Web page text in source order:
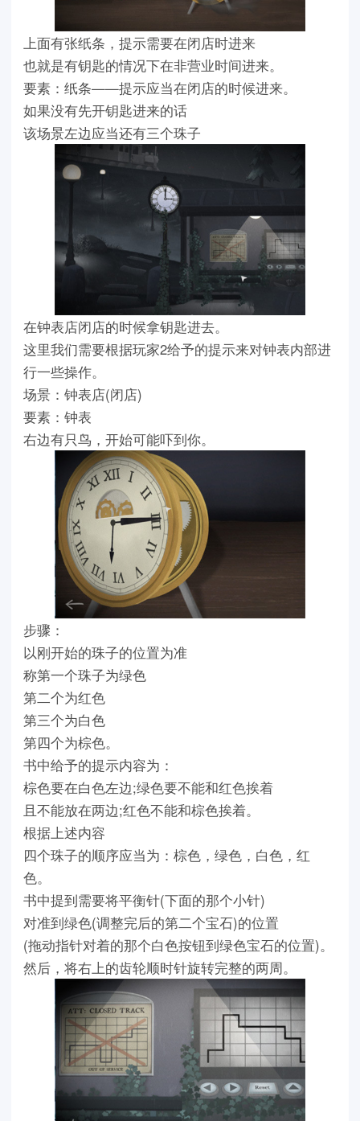
上面有张纸条，提示需要在闭店时进来
也就是有钥匙的情况下在非营业时间进来。
要素：纸条——提示应当在闭店的时候进来。
如果没有先开钥匙进来的话
该场景左边应当还有三个珠子
在钟表店闭店的时候拿钥匙进去。
这里我们需要根据玩家2给予的提示来对钟表内部进
行一些操作。
场景：钟表店(闭店)
要素：钟表
右边有只鸟，开始可能吓到你。
步骤：
以刚开始的珠子的位置为准
称第一个珠子为绿色
第二个为红色
第三个为白色
第四个为棕色。
书中给予的提示内容为：
棕色要在白色左边;绿色要不能和红色挨着
且不能放在两边;红色不能和棕色挨着。
根据上述内容
四个珠子的顺序应当为：棕色，绿色，白色，红
色。
书中提到需要将平衡针(下面的那个小针)
对准到绿色(调整完后的第二个宝石)的位置
(拖动指针对着的那个白色按钮到绿色宝石的位置)。
然后，将右上的齿轮顺时针旋转完整的两周。